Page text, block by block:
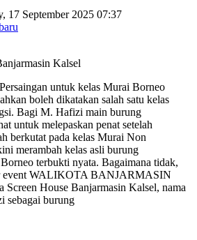
17 September 2025 07:37
Kalsel
Persaingan untuk kelas Murai Borneo
boleh dikatakan salah satu kelas
Bagi M. Hafizi main burung
untuk melepaskan penat setelah
berkutat pada kelas Murai Non
merambah kelas asli burung
terbukti nyata. Bagaimana tidak,
event WALIKOTA BANJARMASIN
Screen House Banjarmasin Kalsel, nama
sebagai burung